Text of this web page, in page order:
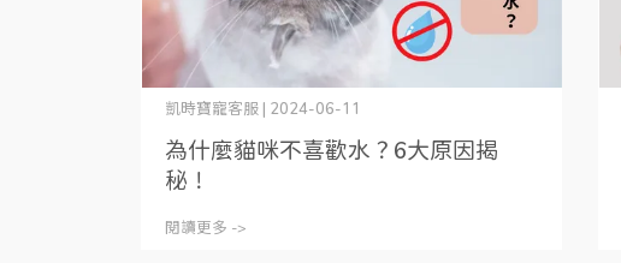
凱時寶寵客服 | 2024-06-11
為什麼貓咪不喜歡水？6大原因揭
秘！
閱讀更多 ->